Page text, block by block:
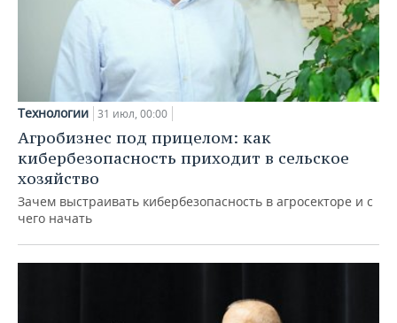
Технологии 31 июл, 00:00
Агробизнес под прицелом: как
кибербезопасность приходит в сельское
хозяйство
Зачем выстраивать кибербезопасность в агросекторе и с
чего начать